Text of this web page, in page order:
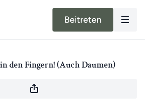
Beitreten
den Fingern! (Auch Daumen)